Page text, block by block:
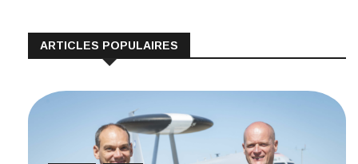
ARTICLES POPULAIRES